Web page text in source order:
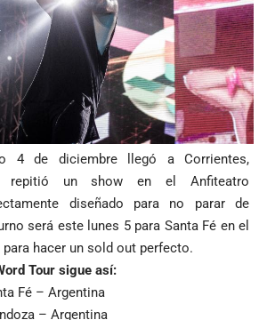
4 de diciembre llegó a Corrientes,
repitió un show en el Anfiteatro
diseñado para no parar de
será este lunes 5 para Santa Fé en el
hacer un sold out perfecto.
Tour sigue así:
Fé – Argentina
– Argentina